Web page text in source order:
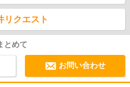
リクエスト
とめて
お問い合わせ